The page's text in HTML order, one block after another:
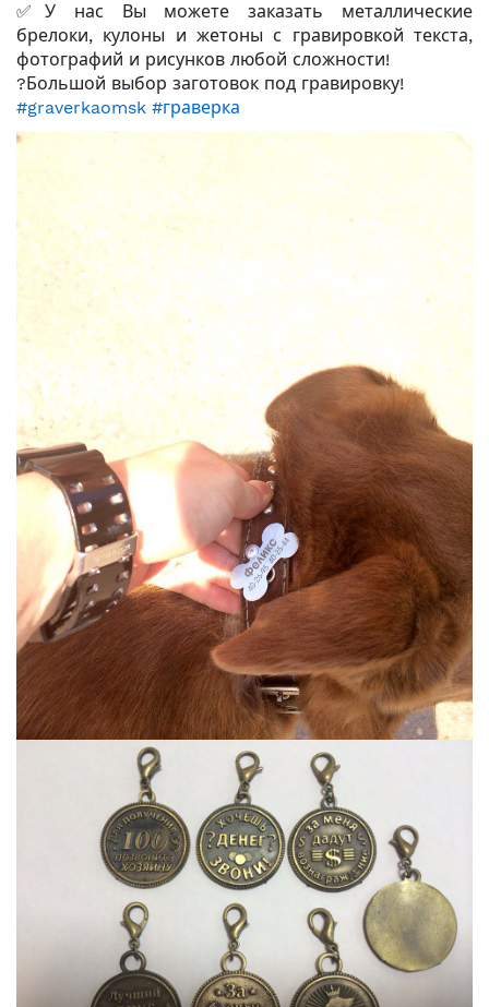
✅У нас Вы можете заказать металлические
брелоки, кулоны и жетоны с гравировкой текста,
фотографий и рисунков любой сложности!
?Большой выбор заготовок под гравировку!
#graverkaomsk #граверка